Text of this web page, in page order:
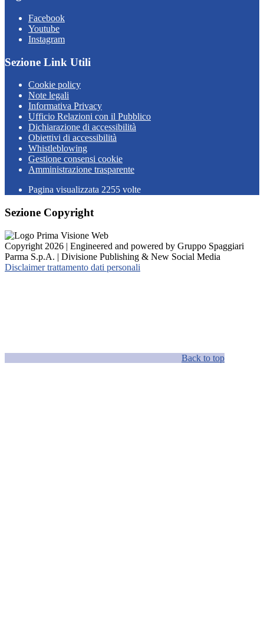
Facebook
Youtube
Instagram
Sezione Link Utili
Cookie policy
Note legali
Informativa Privacy
Ufficio Relazioni con il Pubblico
Dichiarazione di accessibilità
Obiettivi di accessibilità
Whistleblowing
Gestione consensi cookie
Amministrazione trasparente
Pagina visualizzata 2255 volte
Sezione Copyright
Copyright 2026 | Engineered and powered by Gruppo Spaggiari
Parma S.p.A. | Divisione Publishing & New Social Media
Disclaimer trattamento dati personali
Back to top